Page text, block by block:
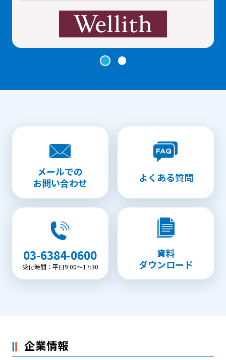
メールでの
お問い合わせ
よくある質問
03-6384-0600
受付時間：平日9:00〜17:30
資料
ダウンロード
企業情報